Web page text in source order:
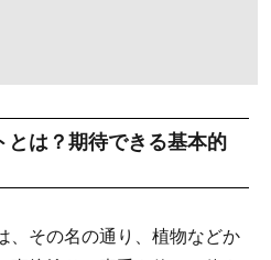
とは？期待できる基本的
、その名の通り、植物などか